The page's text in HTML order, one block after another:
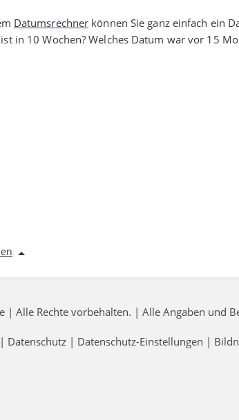
Datumsrechner können Sie ganz einfach ein
in 10 Wochen? Welches Datum war vor 15
| Alle Rechte vorbehalten. | Alle Angaben und
| Datenschutz| Datenschutz-Einstellungen |